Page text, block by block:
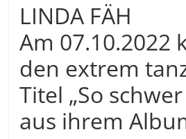
LINDA FÄH
Am 07.10.2022
den extrem
Titel „So
aus ihrem